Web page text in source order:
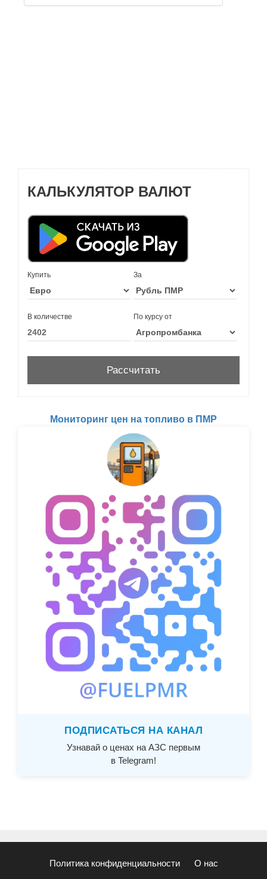
КАЛЬКУЛЯТОР ВАЛЮТ
Купить За
В количестве По курсу от
Мониторинг цен на топливо в ПМР
ПОДПИСАТЬСЯ НА КАНАЛ
Узнавай о ценах на АЗС первым
в Telegram!
Политика конфиденциальности О нас